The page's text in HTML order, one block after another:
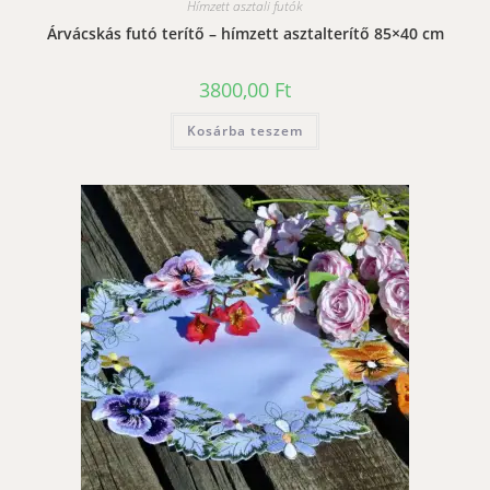
Hímzett asztali futók
Árvácskás futó terítő – hímzett asztalterítő 85×40 cm
3800,00 Ft
Kosárba teszem